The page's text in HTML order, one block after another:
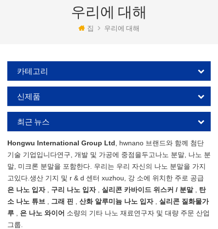
우리에 대해
집 우리에 대해
카테고리
신제품
최근 뉴스
Hongwu International Group Ltd , hwnano 브랜드와 함께 첨단
기술 기업입니다연구, 개발 및 가공에 중점을두고나노 분말, 나노 분
말, 미크론 분말을 포함한다. 우리는 우리 자신의 나노 분말을 가지
고있다.생산 기지 및 r & d 센터 xuzhou, 강 소에 위치한 주로 공급
은 나노 입자, 구리 나노 입자, 실리콘 카바이드 위스커 / 분말,
탄
소 나노 튜브
그래 핀 산화 알루미늄 나노 입자,
실리콘 질화물가
루
은 나노 와이어 소량의 기타 나노 재료연구자 및 대량 주문 산업
그룹.